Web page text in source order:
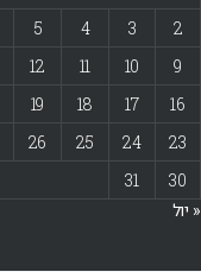
2
3
4
5
9
10
11
12
16
17
18
19
23
24
25
26
30
31
« יול